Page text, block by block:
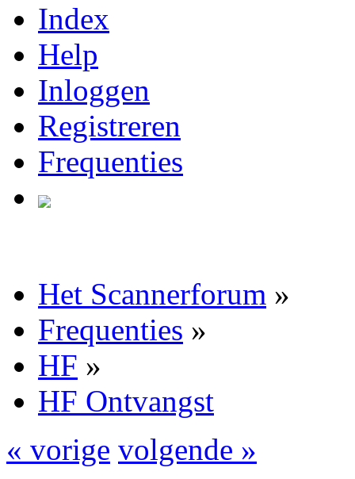
Index
Help
Inloggen
Registreren
Frequenties
Het Scannerforum »
Frequenties »
HF »
HF Ontvangst
« vorige volgende »